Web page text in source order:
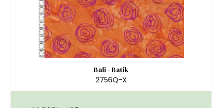
Bali - Batik
2756Q-X